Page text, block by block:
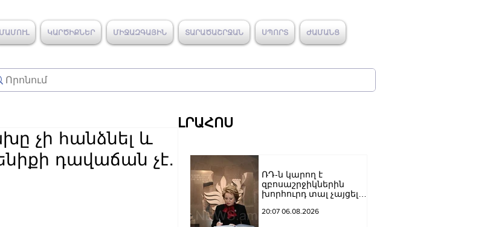
ՄԱՄՈՒԼ ԿԱՐԾԻՔՆԵՐ ՄԻՋԱԶԳԱՅԻՆ ՏԱՐԱԾԱՇՐՋԱՆ ՍՊՈՐՏ ԺԱՄԱՆՑ
չի հանձնել և
դավաճան չէ․
ԼՐԱՀՈՍ
ՌԴ-ն կարող է
զբոսաշրջիկներին
խորհուրդ տալ չայցելել
ռուսաստանցիների
20:07 06.08.2026